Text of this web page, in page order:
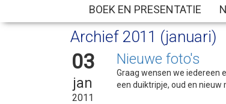
BOEK EN PRESENTATIE
Archief 2011 (januari)
03
jan
2011
Nieuwe foto's
Graag wensen we iedereen
een duiktripje, oud en nieuw